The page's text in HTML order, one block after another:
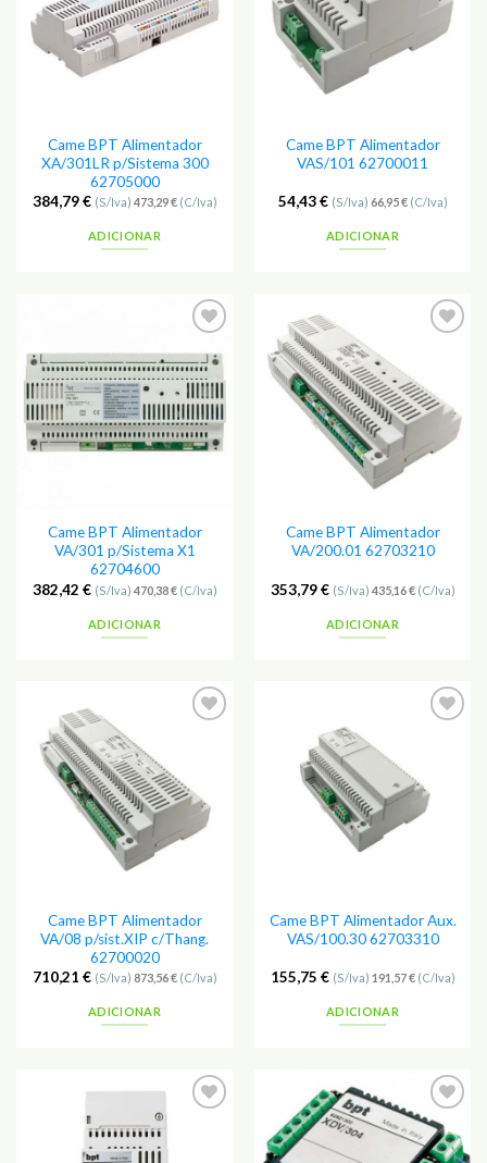
Came BPT Alimentador
XA/301LR p/Sistema 300
62705000
384,79€ (S/Iva) 473,29€(C/Iva)
ADICIONAR
Came BPT Alimentador
VAS/101 62700011
54,43€ (S/Iva) 66,95€(C/Iva)
ADICIONAR
aos
Favoritos
Came BPT Alimentador
VA/301 p/Sistema X1
62704600
382,42 € (S/Iva) 470,38€(C/Iva)
ADICIONAR
Favoritos
Came BPT Alimentador
VA/200.01 62703210
353,79€ (S/Iva) 435,16€(C/Iva)
ADICIONAR
Favoritos
Came BPT Alimentador
VA/08 p/sist.XIP c/Thang.
62700020
710,21 € (S/Iva) 873,56€(C/Iva)
ADICIONAR
Came BPT Alimentador Aux.
VAS/100.30 62703310
155,75 € (S/Iva) 191,57€(C/Iva)
ADICIONAR
Adicionar
aos
Favoritos